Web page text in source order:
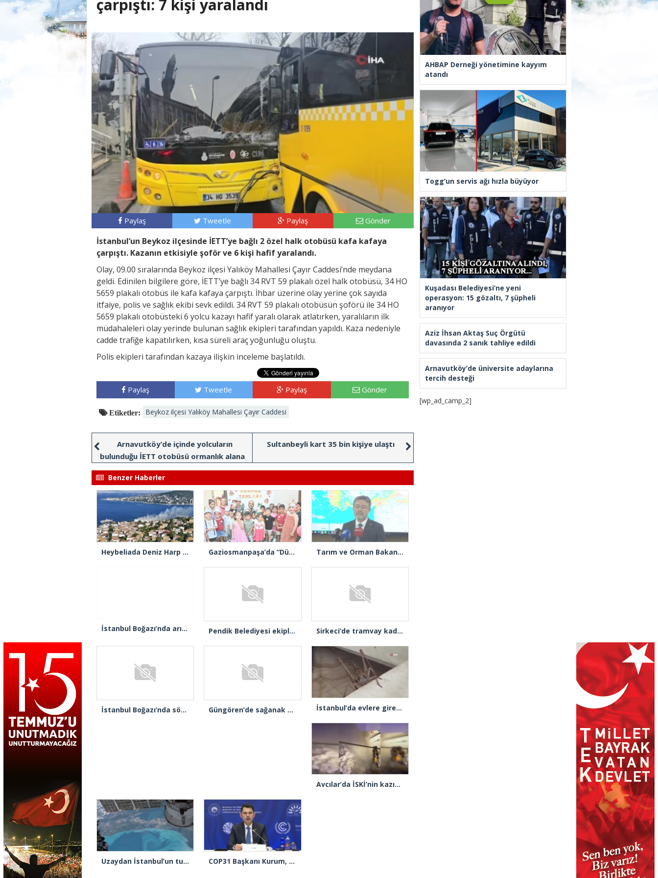
çarpıştı: 7 kişi yaralandı
Paylaş Tweetle Paylaş Gönder
İstanbul’un Beykoz ilçesinde İETT’ye bağlı 2 özel halk otobüsü kafa kafaya
çarpıştı. Kazanın etkisiyle şoför ve 6 kişi hafif yaralandı.
Olay, 09.00 sıralarında Beykoz ilçesi Yalıköy Mahallesi Çayır Caddesi’nde meydana
geldi. Edinilen bilgilere göre, İETT’ye bağlı 34 RVT 59 plakalı özel halk otobüsü, 34 HO
5659 plakalı otobüs ile kafa kafaya çarpıştı. İhbar üzerine olay yerine çok sayıda
itfaiye, polis ve sağlık ekibi sevk edildi. 34 RVT 59 plakalı otobüsün şoförü ile 34 HO
5659 plakalı otobüsteki 6 yolcu kazayı hafif yaralı olarak atlatırken, yaralıların ilk
müdahaleleri olay yerinde bulunan sağlık ekipleri tarafından yapıldı. Kaza nedeniyle
cadde trafiğe kapatılırken, kısa süreli araç yoğunluğu oluştu.
Polis ekipleri tarafından kazaya ilişkin inceleme başlatıldı.
Paylaş Tweetle Paylaş Gönder
Etiketler: Beykoz ilçesi Yalıköy Mahallesi Çayır Caddesi
Arnavutköy’de içinde yolcuların
bulunduğu İETT otobüsü ormanlık alana
daldı
Sultanbeyli kart 35 bin kişiye ulaştı
Benzer Haberler
Heybeliada Deniz Harp Okulu’nda çıkan yangın söndürüldü Gaziosmanpaşa’da “Dünya Karpuz Günü” festival havasında kutlandı Tarım ve Orman Bakanı İbrahim Yumaklı: “Son 3 günde 260 yangına müdahale ettik, 258’i kontrol altına aldık”
İstanbul Boğazı’nda arızalanan gemi Ahırkapı’ya demirlendi Sirkeci’de tramvay kadına çarptı
Avcılar’da İSKİ’nin kazısı sırasında su borusu delindi, su metrelerce yüksekliğe fışkırdı
AHBAP Derneği yönetimine kayyım
atandı
Togg’un servis ağı hızla büyüyor
Kuşadası Belediyesi’ne yeni
operasyon: 15 gözaltı, 7 şüpheli
aranıyor